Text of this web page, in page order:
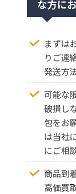
Suprema
Venere S
な方に
まずは
りご連
発送方
可能な
破損し
包をお
は当社
にご相
商品到
高価買